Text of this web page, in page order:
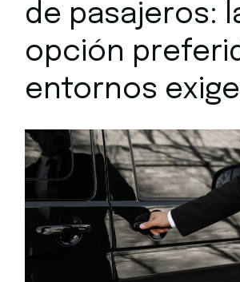
de pasajeros:
opción
entornos